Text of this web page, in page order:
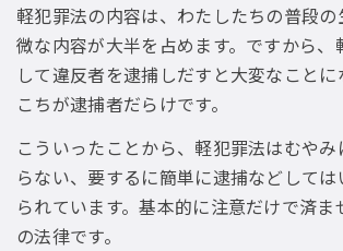
軽犯罪法の内容は、わたしたちの普段
微な内容が大半を占めます。ですから、
して違反者を逮捕しだすと大変なことに
こちが逮捕者だらけです。
こういったことから、軽犯罪法はむや
らない、要するに簡単に逮捕などして
られています。基本的に注意だけで済ま
の法律です。